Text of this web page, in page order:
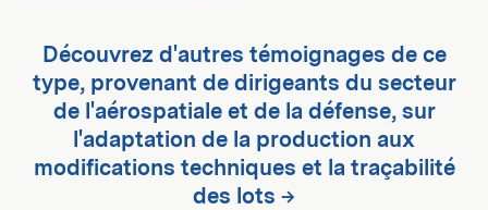
Découvrez d'autres témoignages de ce
type, provenant de dirigeants du secteur
de l'aérospatiale et de la défense, sur
l'adaptation de la production aux
modifications techniques et la traçabilité
des lots →